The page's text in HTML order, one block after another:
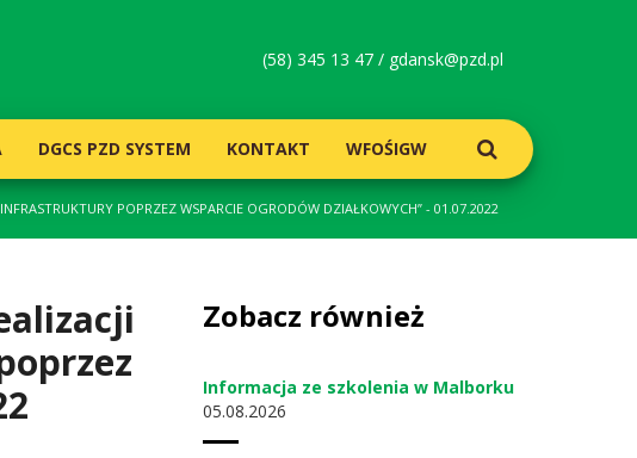
(58) 345 13 47 / gdansk@pzd.pl
DGCS PZD SYSTEM KONTAKT WFOŚIGW
POPRZEZ WSPARCIE OGRODÓW DZIAŁKOWYCH” - 01.07.2022
Zobacz również
Informacja ze szkolenia w Malborku
05 08.2026